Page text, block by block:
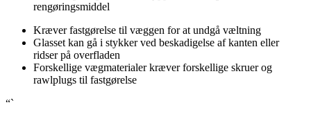
rengøringsmiddel
Kræver fastgørelse til væggen for at undgå væltning
Glasset kan gå i stykker ved beskadigelse af kanten eller
ridser på overfladen
Forskellige vægmaterialer kræver forskellige skruer og
rawlplugs til fastgørelse
“`